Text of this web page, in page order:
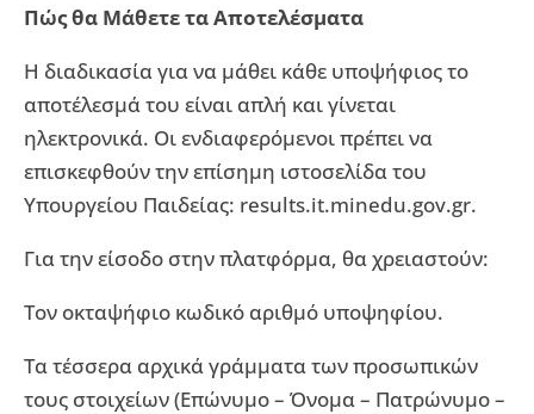
Πώς θα Μάθετε τα Αποτελέσματα
Η διαδικασία για να μάθει κάθε υποψήφιος το
αποτέλεσμά του είναι απλή και γίνεται
ηλεκτρονικά. Οι ενδιαφερόμενοι πρέπει να
επισκεφθούν την επίσημη ιστοσελίδα του
Υπουργείου Παιδείας: results.it.minedu.gov.gr.
Για την είσοδο στην πλατφόρμα, θα χρειαστούν:
Τον οκταψήφιο κωδικό αριθμό υποψηφίου.
Τα τέσσερα αρχικά γράμματα των προσωπικών
τους στοιχείων (Επώνυμο – Όνομα – Πατρώνυμο –